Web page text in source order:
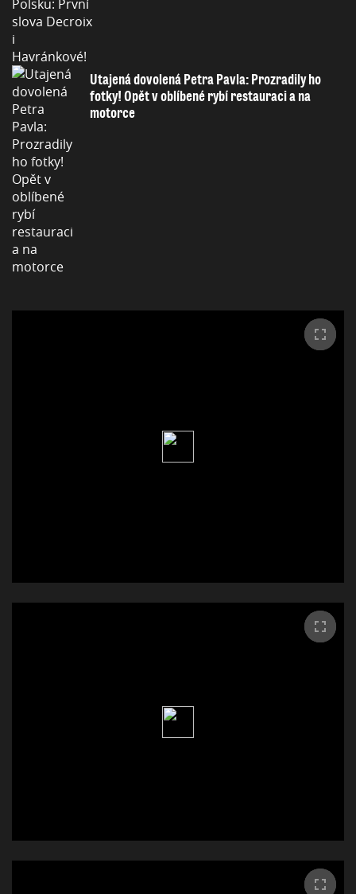
Utajená dovolená Petra Pavla: Prozradily ho
fotky! Opět v oblíbené rybí restauraci a na
motorce